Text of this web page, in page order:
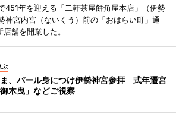
451年を迎える「二軒茶屋餅角屋本店」（伊勢
神宮内宮（ないくう）前の「おはらい町」通
舗を開業した。
ぶ
、パール身につけ伊勢神宮参拝 式年遷宮
木曳」などご視察